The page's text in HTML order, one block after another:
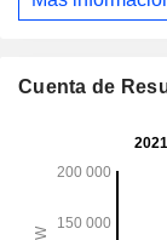
Cuenta de